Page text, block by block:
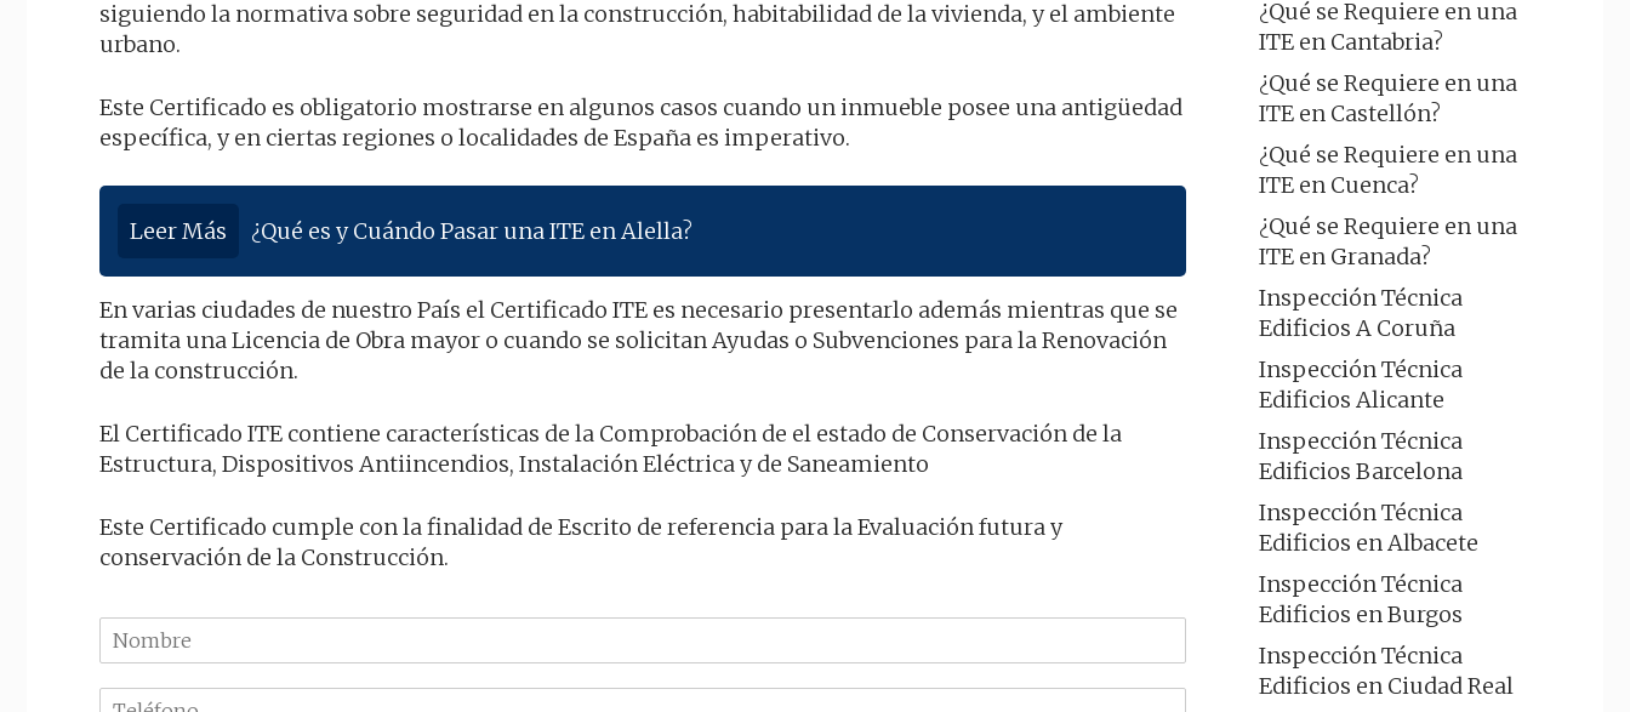
siguiendo la normativa sobre seguridad en la construcción, habitabilidad de la vivienda, y el ambiente
urbano.
Este Certificado es obligatorio mostrarse en algunos casos cuando un inmueble posee una antigüedad
específica, y en ciertas regiones o localidades de España es imperativo.
Leer Más ¿Qué es y Cuándo Pasar una ITE en Alella?
En varias ciudades de nuestro País el Certificado ITE es necesario presentarlo además mientras que se
tramita una Licencia de Obra mayor o cuando se solicitan Ayudas o Subvenciones para la Renovación
de la construcción.
El Certificado ITE contiene características de la Comprobación de el estado de Conservación de la
Estructura, Dispositivos Antiincendios, Instalación Eléctrica y de Saneamiento
Este Certificado cumple con la finalidad de Escrito de referencia para la Evaluación futura y
conservación de la Construcción.
N
o
m
¿Qué se Requiere en una
ITE en Cantabria?
¿Qué se Requiere en una
ITE en Castellón?
¿Qué se Requiere en una
ITE en Cuenca?
¿Qué se Requiere en una
ITE en Granada?
Inspección Técnica
Edificios A Coruña
Inspección Técnica
Edificios Alicante
Inspección Técnica
Edificios Barcelona
Inspección Técnica
Edificios en Albacete
Inspección Técnica
Edificios en Burgos
Inspección Técnica
Edificios en Ciudad Real